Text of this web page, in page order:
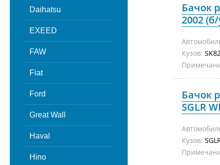
Daihatsu
EXEED
FAW
Fiat
Ford
Great Wall
Haval
Hino
Бачок
2002
Кузов:
Бачок
SGLR
Кузов: